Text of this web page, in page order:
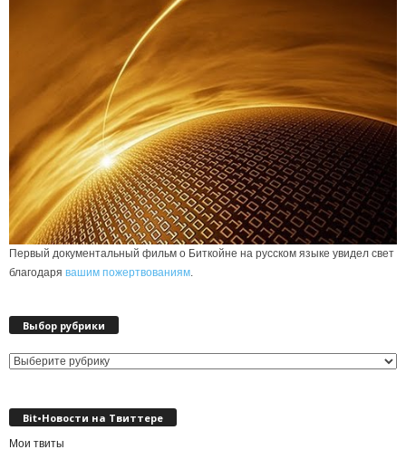
Первый документальный фильм о Биткойне на русском языке увидел свет
благодаря вашим пожертвованиям.
Выбор рубрики
Выбор
Bit•Новости на Твиттере
Мои твиты